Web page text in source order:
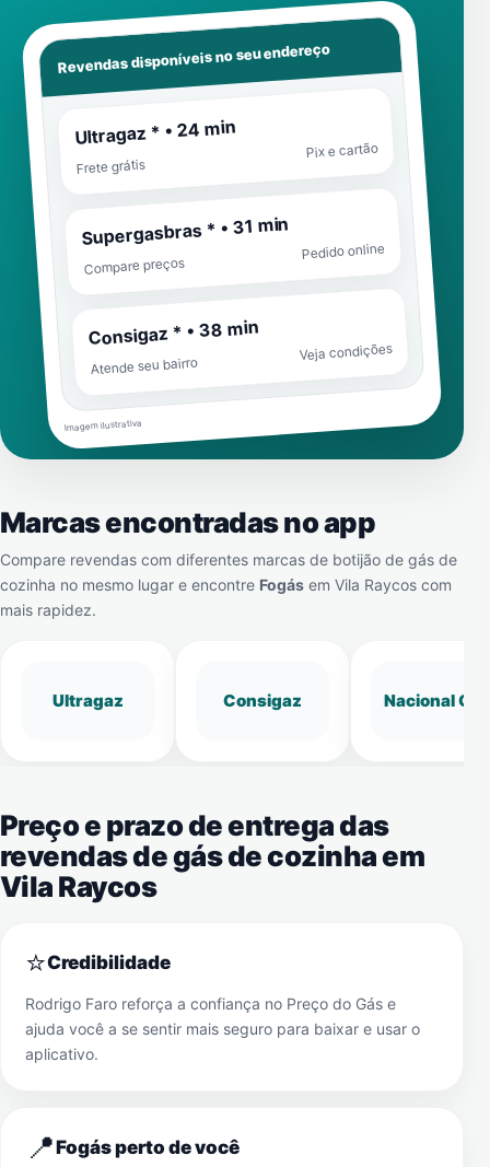
Revendas disponíveis no seu endereço
Ultragaz * • 24 min
Frete grátis
Pix e cartão
Supergasbras * • 31 min
Compare preços
Pedido online
Consigaz * • 38 min
Atende seu bairro
Veja condições
Imagem ilustrativa
Marcas encontradas no app
Compare revendas com diferentes marcas de botijão de gás de
cozinha no mesmo lugar e encontre Fogás em Vila Raycos com
mais rapidez.
Ultragaz Consigaz Nacional Gás
Preço e prazo de entrega das
revendas de gás de cozinha em
Vila Raycos
⭐Credibilidade
Rodrigo Faro reforça a confiança no Preço do Gás e
ajuda você a se sentir mais seguro para baixar e usar o
aplicativo.
📍Fogás perto de você